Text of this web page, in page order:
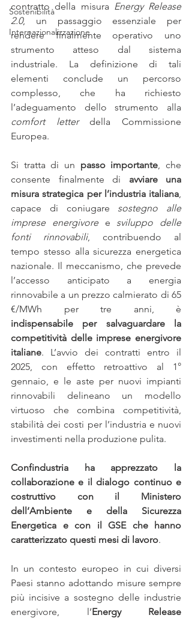
Sostenibilità
Internazionalizzazione
contratto della misura Energy Release
2.0, un passaggio essenziale per
rendere finalmente operativo uno
strumento atteso dal sistema
industriale. La definizione di tali
elementi conclude un percorso
complesso, che ha richiesto
comfort letter della Commissione
Europea.
Si tratta di un passo importante, che
consente finalmente di avviare una
misura strategica per l’industria italiana,
capace di coniugare sostegno alle
imprese energivore e sviluppo delle
fonti rinnovabili, contribuendo al
tempo stesso alla sicurezza energetica
nazionale. Il meccanismo, che prevede
l’accesso anticipato a energia
rinnovabile a un prezzo calmierato di 65
indispensabile
per salvaguardare la
competitività delle imprese energivore
italiane. L’avvio dei contratti entro il
2025, con effetto retroattivo al 1°
gennaio, e le aste per nuovi impianti
rinnovabili delineano un modello
virtuoso che combina competitività,
stabilità dei costi per l’industria e nuovi
investimenti nella produzione pulita.
Confindustria ha apprezzato la
collaborazione e il dialogo continuo e
costruttivo con il Ministero
dell’Ambiente e della Sicurezza
Energetica e con il GSE che hanno
caratterizzato questi mesi di lavoro.
In un contesto europeo in cui diversi
Paesi stanno adottando misure sempre
più incisive a sostegno delle industrie
energivore, l’Energy Release